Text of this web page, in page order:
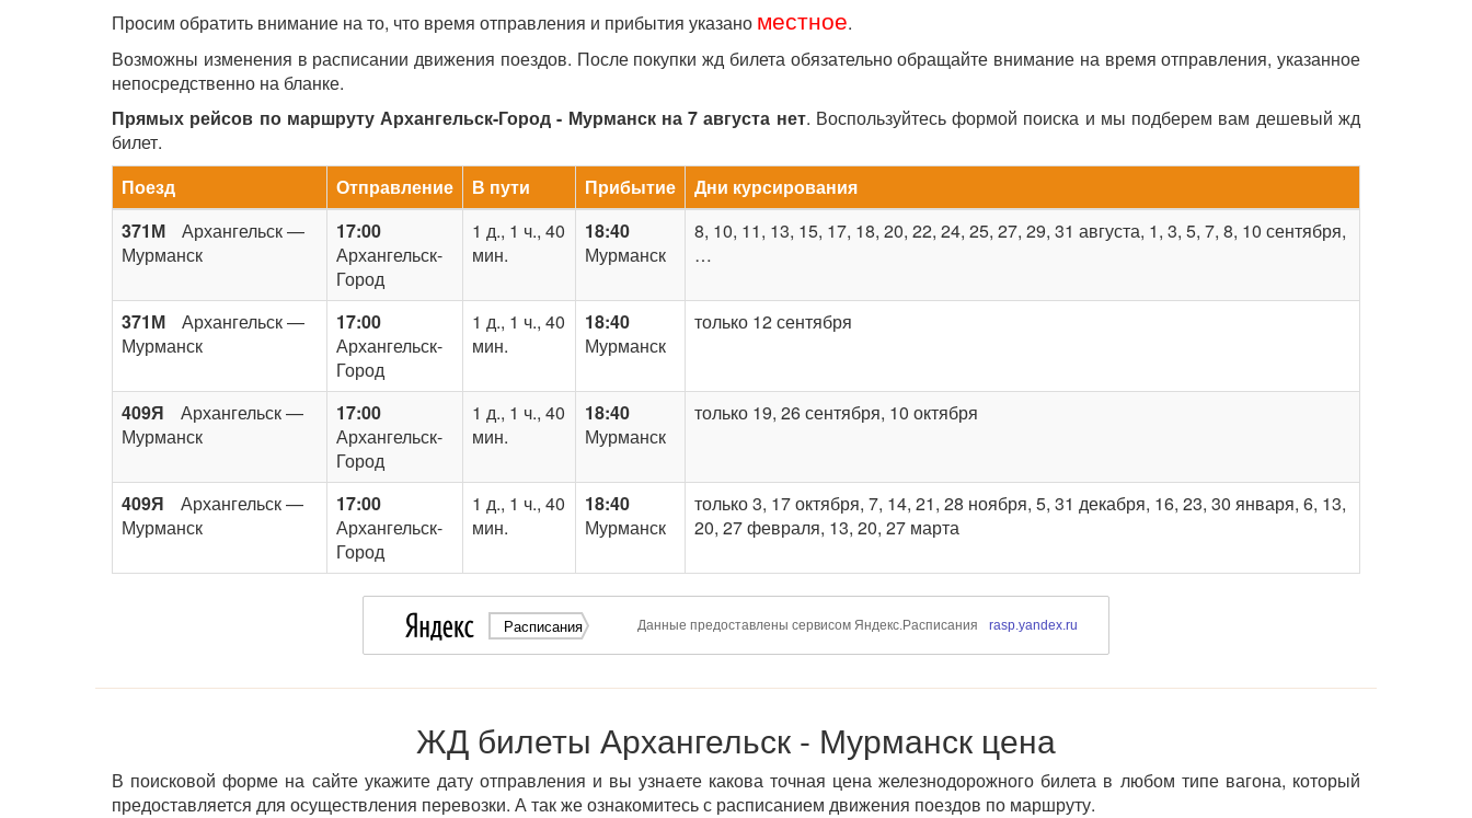
Просим обратить внимание на то, что время отправления и прибытия указано местное.
Возможны изменения в расписании движения поездов. После покупки жд билета обязательно обращайте внимание на время отправления, указанное
непосредственно на бланке.
Прямых рейсов по маршруту Архангельск-Город - Мурманск на 7 августа нет. Воспользуйтесь формой поиска и мы подберем вам дешевый жд
билет.
Поезд
Отправление В пути Прибытие
Дни курсирования
371М
Архангельск —
Мурманск
17:00
Архангельск-
Город
1 д., 1 ч., 40
мин.
18:40
Мурманск
8, 10, 11, 13, 15, 17, 18, 20, 22, 24, 25, 27, 29, 31 августа, 1, 3, 5, 7, 8, 10 сентября,
…
371М
Архангельск —
Мурманск
17:00
Архангельск-
Город
1 д., 1 ч., 40
мин.
18:40
Мурманск
только 12 сентября
409Я
Архангельск —
Мурманск
17:00
Архангельск-
Город
1 д., 1 ч., 40
мин.
18:40
Мурманск
только 19, 26 сентября, 10 октября
409Я
Архангельск —
Мурманск
17:00
Архангельск-
Город
1 д., 1 ч., 40
мин.
18:40
Мурманск
только 3, 17 октября, 7, 14, 21, 28 ноября, 5, 31 декабря, 16, 23, 30 января, 6, 13,
20, 27 февраля, 13, 20, 27 марта
Расписания Данные предоставлены сервисом Яндекс.Расписания rasp.yandex.ru
ЖД билеты Архангельск - Мурманск цена
В поисковой форме на сайте укажите дату отправления и вы узнаете какова точная цена железнодорожного билета в любом типе вагона, который
предоставляется для осуществления перевозки. А так же ознакомитесь с расписанием движения поездов по маршруту.